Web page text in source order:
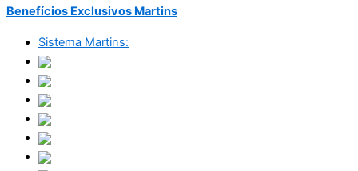
Benefícios Exclusivos Martins
Sistema Martins: